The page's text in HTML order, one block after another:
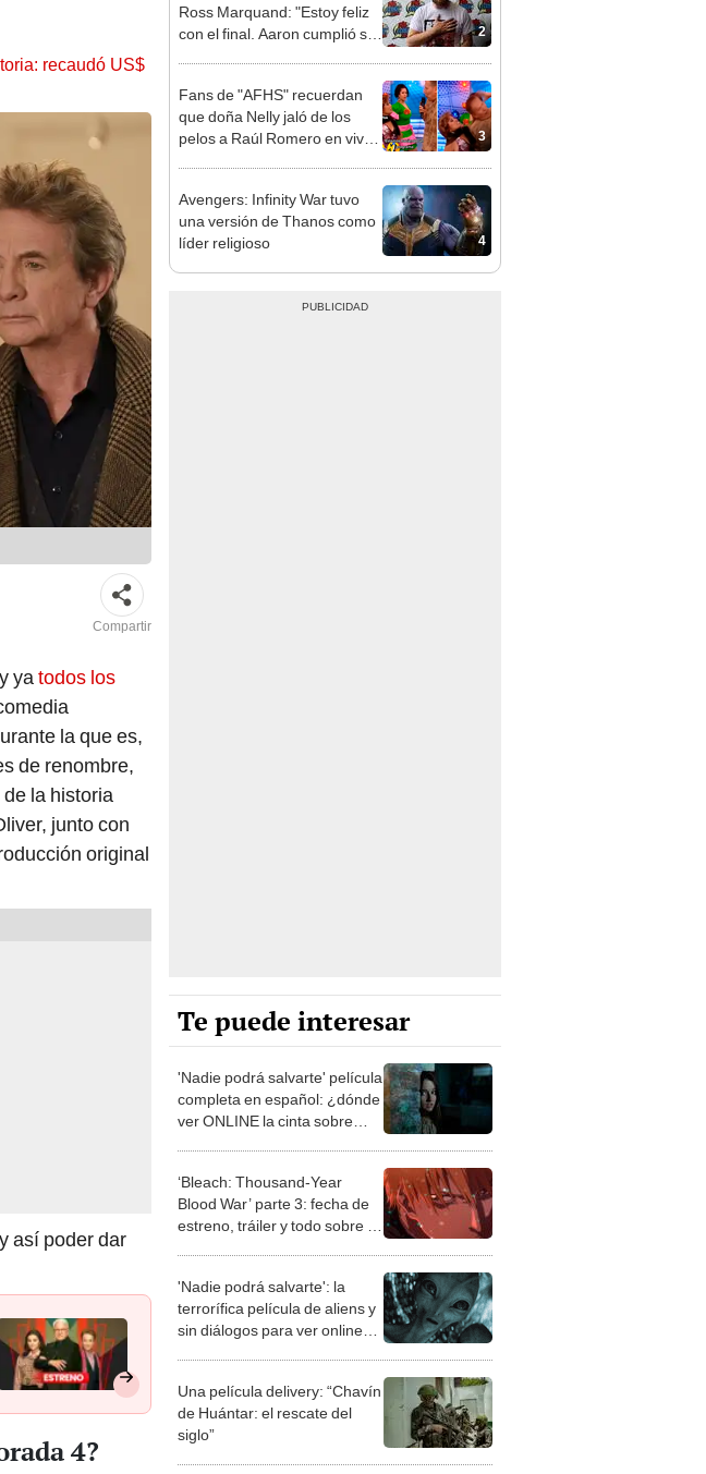
recaudó US$
Compartir
yatodos los
la que es,
de renombre,
la historia
junto con
original
así poder dar
4?
2
Ross Marquand: "Estoy feliz
con el final. Aaron cumplió su
3
Fans de "AFHS" recuerdan
que doña Nelly jaló de los
pelos a Raúl Romero en vivo:
4
Avengers: Infinity War tuvo
una versión de Thanos como
líder religioso
Te puede interesar
'Nadie podrá salvarte' película
completa en español: ¿dónde
ver ONLINE la cinta sobre
‘Bleach: Thousand-Year
Blood War’ parte 3: fecha de
estreno, tráiler y todo sobre la
'Nadie podrá salvarte': la
terrorífica película de aliens y
sin diálogos para ver online
Una película delivery: “Chavín
de Huántar: el rescate del
siglo”